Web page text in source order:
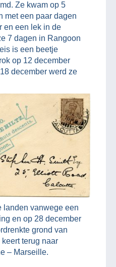
Ze kwam op 5
met een paar dagen
en een lek in de
7 dagen in Rangoon
is een beetje
op 12 december
december werd ze
landen vanwege een
en op 28 december
grond van
terug naar
– Marseille.